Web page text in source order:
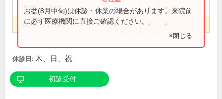
9:00～12:00 ● ● ● ●
16:00～19:00 ● ● ●
お盆(8月中旬)は休診・休業の場合があります。来院前
に必ず医療機関に直接ご確認ください。
×閉じる
休診日: 木、日、祝
初診受付